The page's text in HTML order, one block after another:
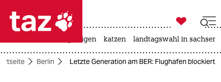
 taz zahl ich
taz zahl ich

taz zahl ich
bergsteigen katzen landtagswahl in
Berlin Letzte Generation am BER: Flughafen blockiert